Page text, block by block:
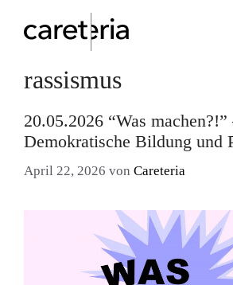
Zum
Inhalt
springen
rassismus
20.05.2026 “Was machen?!”
Demokratische Bildung und
April 22, 2026 von Careteria